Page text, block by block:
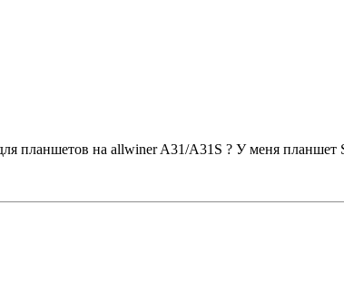
планшетов на allwiner A31/A31S ? У меня